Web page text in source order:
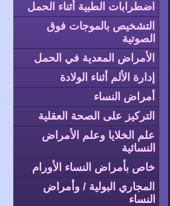
اضطرابات الطبية أثناء الحمل
التشخيص بالموجات فوق
الصوتية
الأمراض المعدية في الحمل
إدارة الألم أثناء الولادة
أمراض النساء
التركيز على الصحة العقلية
علم الخلايا وعلم الأمراض
النسائية
خاص بأمراض النساء الأورام
المجاري البولية / وأمراض
النساء